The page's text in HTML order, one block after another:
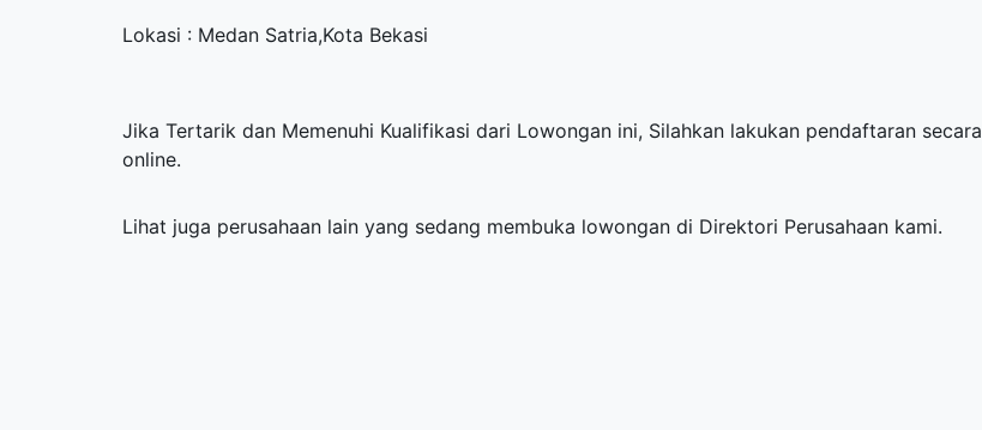
Lokasi : Medan Satria,Kota Bekasi
Jika Tertarik dan Memenuhi Kualifikasi dari Lowongan ini, Silahkan lakukan pendaftaran secara
online.
Lihat juga perusahaan lain yang sedang membuka lowongan di Direktori Perusahaan kami.